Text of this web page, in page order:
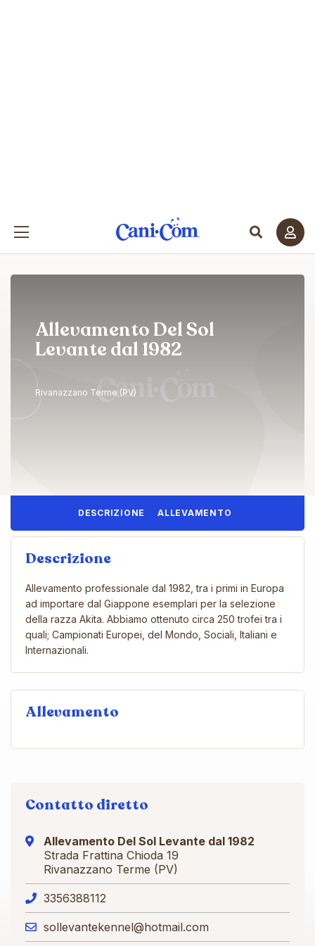
Allevamento Del Sol
Levante dal 1982
Rivanazzano Terme (PV)
DESCRIZIONE ALLEVAMENTO
Descrizione
Allevamento professionale dal 1982, tra i primi in Europa
ad importare dal Giappone esemplari per la selezione
della razza Akita. Abbiamo ottenuto circa 250 trofei tra i
quali; Campionati Europei, del Mondo, Sociali, Italiani e
Internazionali.
Allevamento
Contatto diretto
Allevamento Del Sol Levante dal 1982
Strada Frattina Chioda 19
Rivanazzano Terme (PV)
3356388112
sollevantekennel@hotmail.com